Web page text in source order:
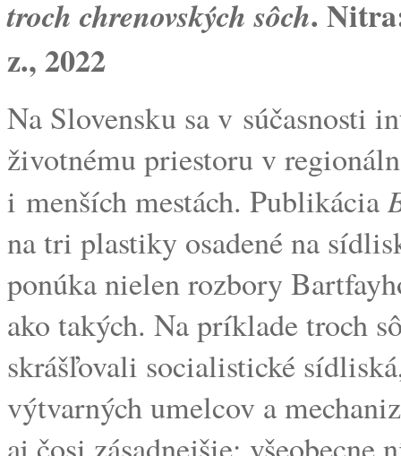
troch chrenovských sôch.
z., 2022
Na Slovensku sa v súčasnosti
životnému priestoru v
i menších mestách. Publikácia
na tri plastiky osadené na
ponúka nielen rozbory
ako takých. Na príklade troch
skrášľovali socialistické
výtvarných umelcov a
aj čosi zásadnejšie: všeobecne